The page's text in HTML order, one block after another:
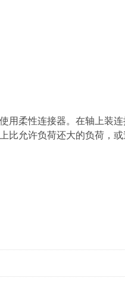
柔性连接器。在轴上装连
比允许负荷还大的负荷，或